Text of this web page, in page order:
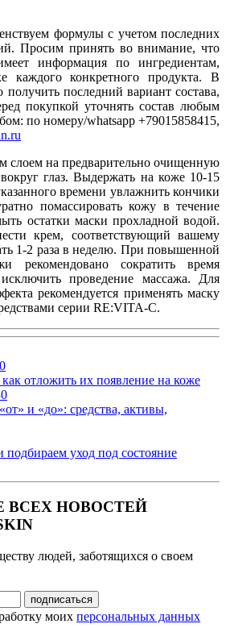
формулы с учетом последних
Просим принять во внимание, что
информация по ингредиентам,
каждого конкретного продукта. В
последний вариант состава,
покупкой уточнять состав любым
по номеру/whatsapp +79015858415,
слоем на предварительно очищенную
глаз. Выдержать на коже 10-15
времени увлажнить кончики
помассировать кожу в течение
остатки маски прохладной водой.
крем, соответствующий вашему
1-2 раза в неделю. При повышенной
рекомендовано сократить время
проведение массажа. Для
рекомендуется применять маску
серии RE:VITA-C.
отложить их появление на коже
и «до»: средства, активы,
уход под состояние
ВСЕХ НОВОСТЕЙ
людей, заботящихся о своем
моих персональных данных